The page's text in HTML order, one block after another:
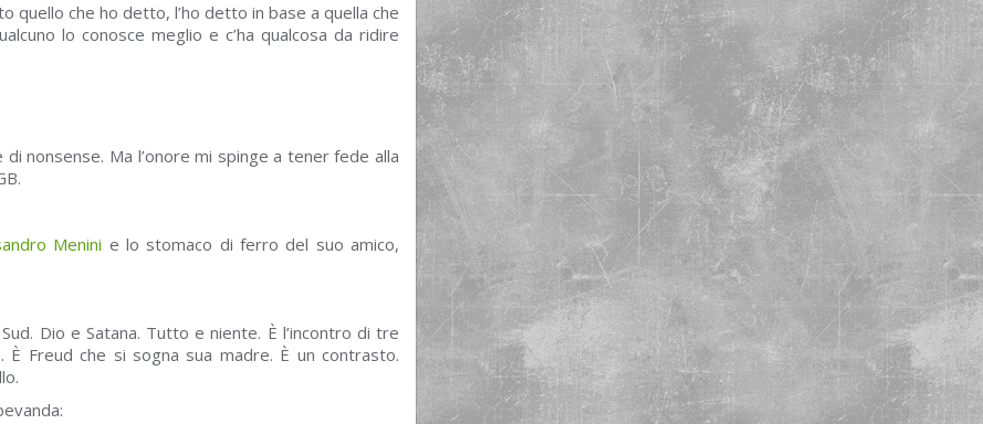
quello che ho detto, l’ho detto in base a quella che
lo conosce meglio e c’ha qualcosa da ridire
nonsense. Ma l’onore mi spinge a tener fede alla
Menini e lo stomaco di ferro del suo amico,
Dio e Satana. Tutto e niente. È l’incontro di tre
È Freud che si sogna sua madre. È un contrasto.